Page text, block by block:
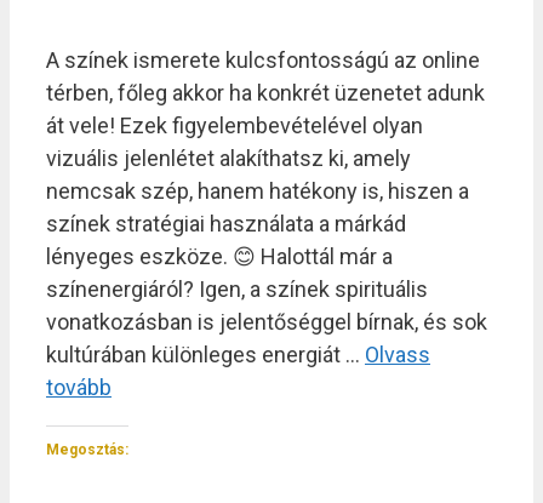
A színek ismerete kulcsfontosságú az online
térben, főleg akkor ha konkrét üzenetet adunk
át vele! Ezek figyelembevételével olyan
vizuális jelenlétet alakíthatsz ki, amely
nemcsak szép, hanem hatékony is, hiszen a
színek stratégiai használata a márkád
lényeges eszköze. 😊 Halottál már a
színenergiáról? Igen, a színek spirituális
vonatkozásban is jelentőséggel bírnak, és sok
kultúrában különleges energiát … Olvass
tovább
Megosztás: